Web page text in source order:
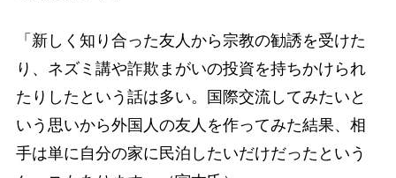
「新しく知り合った友人から宗教の勧誘を受けた
り、ネズミ講や詐欺まがいの投資を持ちかけられ
たりしたという話は多い。国際交流してみたいと
いう思いから外国人の友人を作ってみた結果、相
手は単に自分の家に民泊したいだけだったという